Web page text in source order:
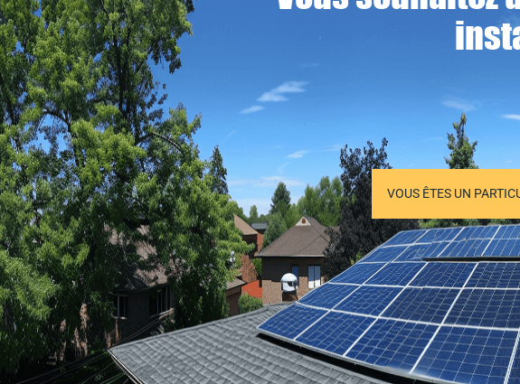
VOUS ÊTES UN